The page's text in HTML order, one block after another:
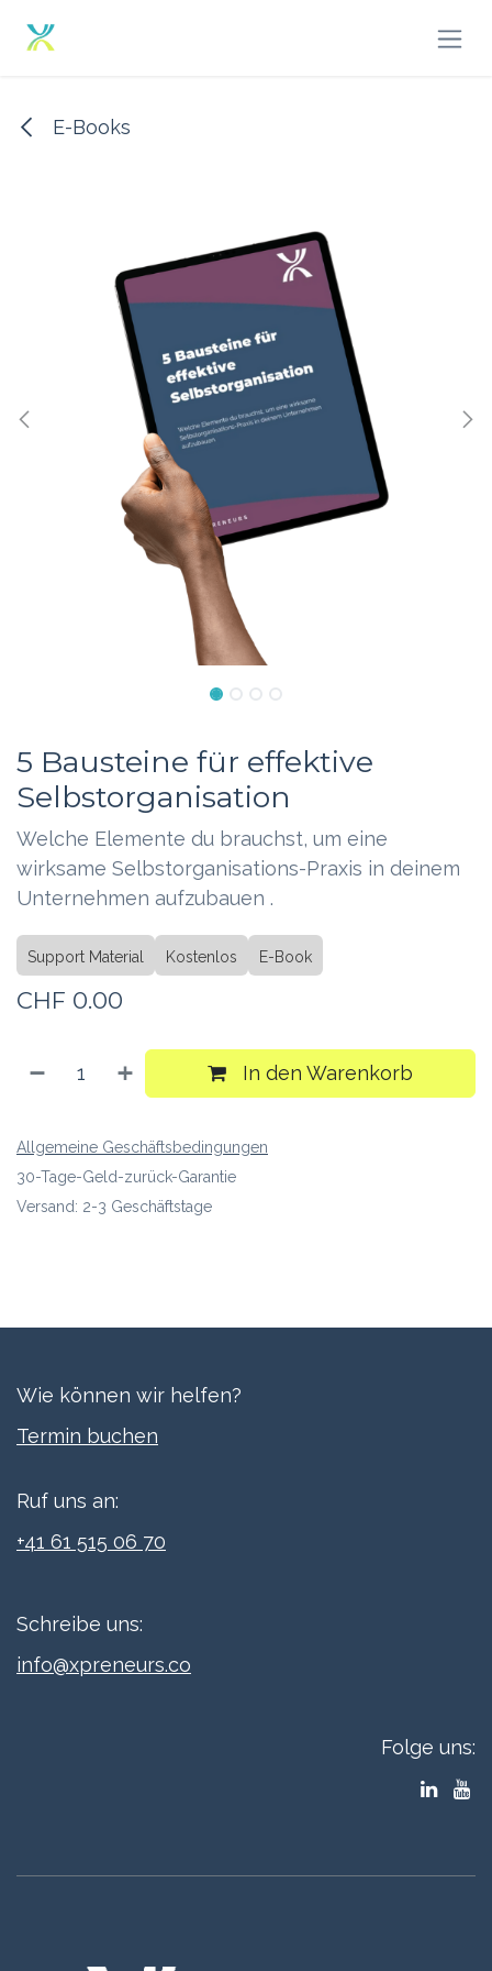
E-Books
5 Bausteine für effektive
Selbstorganisation
Welche Elemente du brauchst, um eine
wirksame Selbstorganisations-Praxis in deinem
Unternehmen aufzubauen .
Support Material Kostenlos E-Book
CHF 0.00
In den Warenkorb
Allgemeine Geschäftsbedingungen
30-Tage-Geld-zurück-Garantie
Versand: 2-3 Geschäftstage
Wie können wir helfen?
Termi​n buchen
Ruf uns an:
+41 61 515 06 70
Schreibe uns:
info@xpreneurs.co
Folge uns: